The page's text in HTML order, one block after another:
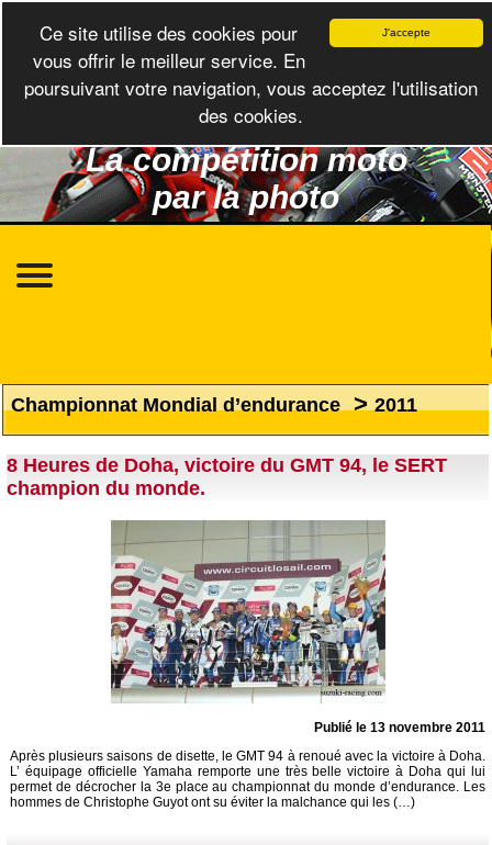
La compétition moto
par la photo
Championnat Mondial d’endurance>2011
8 Heures de Doha, victoire du GMT 94, le SERT
champion du monde.
Publié le 13 novembre 2011
Après plusieurs saisons de disette, le GMT 94 à renoué avec la victoire à Doha.
L’ équipage officielle Yamaha remporte une très belle victoire à Doha qui lui
permet de décrocher la 3e place au championnat du monde d’endurance. Les
hommes de Christophe Guyot ont su éviter la malchance qui les (…)
J'accepte
Ce site utilise des cookies pour
vous offrir le meilleur service. En
poursuivant votre navigation, vous acceptez l'utilisation
des cookies.